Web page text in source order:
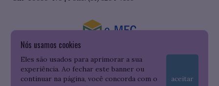
Nós usamos cookies
Eles são usados para aprimorar a sua
experiência. Ao fechar este banner ou
continuar na página, você concorda com o
aceitar
Consulte o cadastro da Instituição no Sistema do e-MEC